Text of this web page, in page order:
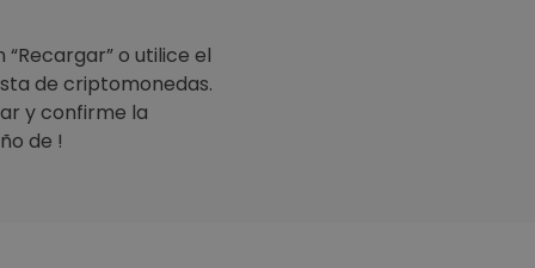
o utilice el
de criptomonedas.
y confirme la
de !